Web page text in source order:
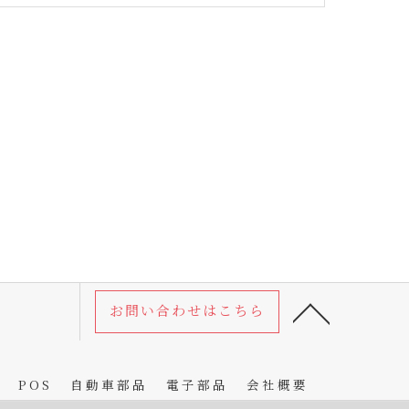
お問い合わせはこちら
POS 自動車部品 電子部品
会社概要